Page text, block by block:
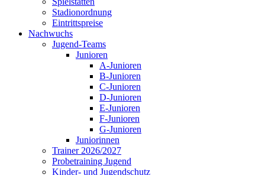
Stadionordnung
Eintrittspreise
Nachwuchs
Jugend-Teams
Junioren
A-Junioren
B-Junioren
C-Junioren
D-Junioren
E-Junioren
F-Junioren
G-Junioren
Juniorinnen
Trainer 2026/2027
Probetraining Jugend
Kinder- und Jugendschutz